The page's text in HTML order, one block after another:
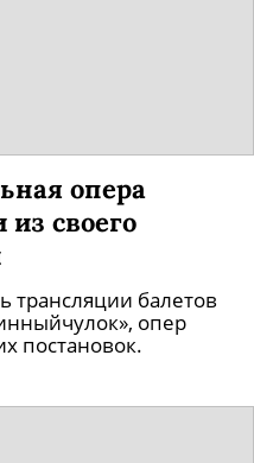
опера
своего
трансляции балетов
опер
постановок.